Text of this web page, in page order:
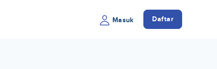
Masuk Daftar